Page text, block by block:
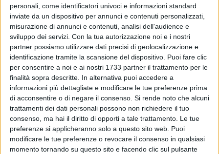
personali, come identificatori univoci e informazioni standard
inviate da un dispositivo per annunci e contenuti personalizzati,
misurazione di annunci e contenuti, analisi dell'audience e
sviluppo dei servizi. Con la tua autorizzazione noi e i nostri
partner possiamo utilizzare dati precisi di geolocalizzazione e
identificazione tramite la scansione del dispositivo. Puoi fare clic
per consentire a noi e ai nostri 1733 partner il trattamento per le
finalità sopra descritte. In alternativa puoi accedere a
informazioni più dettagliate e modificare le tue preferenze prima
di acconsentire o di negare il consenso. Si rende noto che alcuni
trattamenti dei dati personali possono non richiedere il tuo
consenso, ma hai il diritto di opporti a tale trattamento. Le tue
preferenze si applicheranno solo a questo sito web. Puoi
modificare le tue preferenze o revocare il consenso in qualsiasi
momento tornando su questo sito e facendo clic sul pulsante
"Qualcosa di inaudito": così il compositore Pivio, sul palco
delTeatro Petruzzellicon la fossa dell'orchestra aperta per
l'occasione, ha presentato la colonna sonora diPer un
pugno di dollari . Proiezione speciale, anzi specialissima ieri
sera al Petruzzelli per il primo western di
Sergio Leone
eseguiti live i brani firmati da Ennio Morriconee alcune
effetti sonori per una serata dall'incredibile impatto emotivo
alBif&st. Presente in sala anche Giovanni Morricone, figlio
del Maestro che firmò la leggendaria colonna sonora del film
con Clint Eastwood e Gian Maria Volonté.
Per il pubblico del Bif&st l'occasione unica di rivedere il
capolavoro di Sergio Leone con le musiche orchestrali